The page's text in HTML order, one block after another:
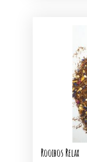
Rooibos Relax